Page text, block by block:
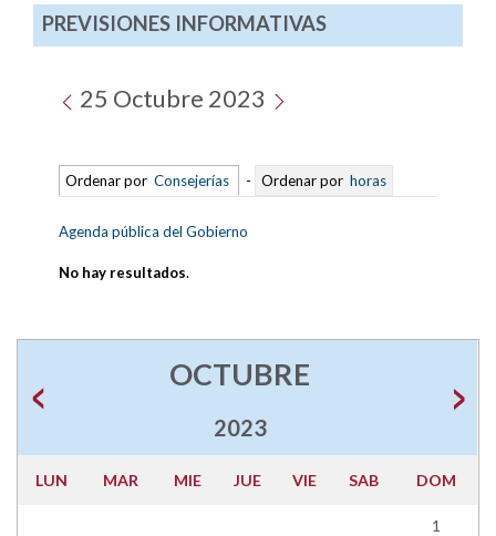
PREVISIONES INFORMATIVAS
25 Octubre 2023
Ordenar por Consejerías - Ordenar por horas
Agenda pública del Gobierno
No hay resultados.
OCTUBRE
2023
LUN MAR MIE JUE VIE SAB DOM
1